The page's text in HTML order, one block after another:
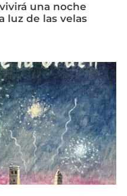
una noche
luz de las velas